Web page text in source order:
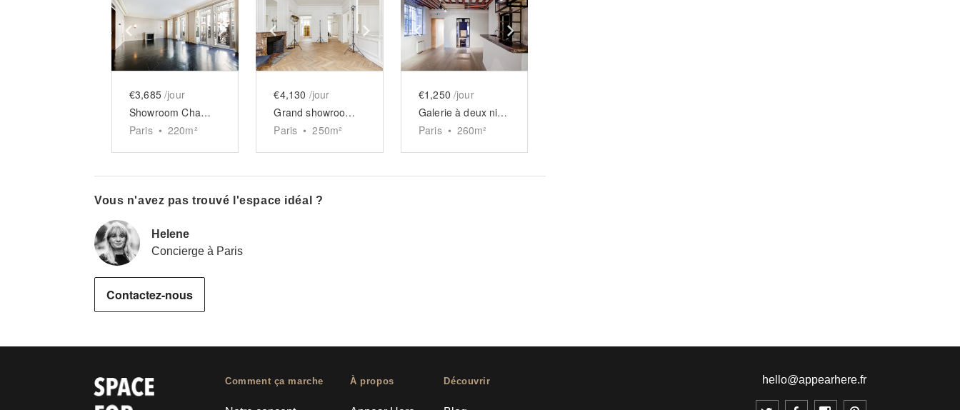
Show previous slideShow next slide
€3,685 /jour
Showroom Champs Elysées
Paris • 220m²
Show previous slideShow next slide
€4,130 /jour
Grand showroom Saint-Honoré
Paris • 250m²
Show previous slide
€1,250 /jour
Galerie à deux niveaux des Tuileries
Paris • 260m²
Vous n'avez pas trouvé l'espace idéal ?
Helene
Concierge à Paris
Contactez-nous
Comment ça marche À propos Découvrir hello@appearhere.fr